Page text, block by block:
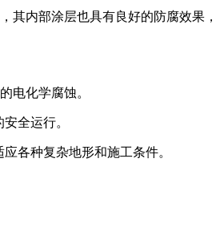
其内部涂层也具有良好的防腐效果
电化学腐蚀。
全运行。
各种复杂地形和施工条件。